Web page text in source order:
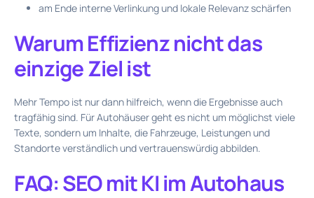
am Ende interne Verlinkung und lokale Relevanz schärfen
Warum Effizienz nicht das
einzige Ziel ist
Mehr Tempo ist nur dann hilfreich, wenn die Ergebnisse auch
tragfähig sind. Für Autohäuser geht es nicht um möglichst viele
Texte, sondern um Inhalte, die Fahrzeuge, Leistungen und
Standorte verständlich und vertrauenswürdig abbilden.
FAQ: SEO mit KI im Autohaus